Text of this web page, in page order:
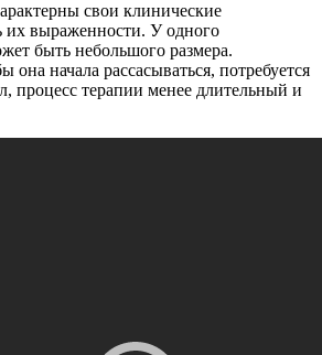
свои клинические
их выраженности. У одного
быть небольшого размера.
она начала рассасываться, потребуется
процесс терапии менее длительный и